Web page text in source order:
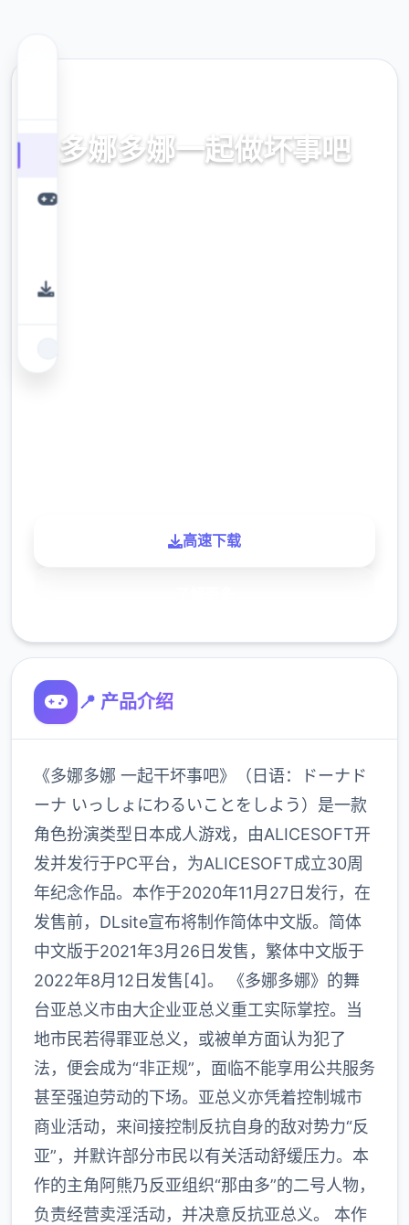
多娜多娜一起做坏事吧
官方中文，中文下载，中文入口，官网入口，
高速下载
📍 产品介绍
《多娜多娜 一起干坏事吧》（日语：ドーナド
ーナ いっしょにわるいことをしよう）是一款
角色扮演类型日本成人游戏，由ALICESOFT开
发并发行于PC平台，为ALICESOFT成立30周
年纪念作品。本作于2020年11月27日发行，在
发售前，DLsite宣布将制作简体中文版。简体
中文版于2021年3月26日发售，繁体中文版于
2022年8月12日发售[4]。 《多娜多娜》的舞
台亚总义市由大企业亚总义重工实际掌控。当
地市民若得罪亚总义，或被单方面认为犯了
法，便会成为“非正规”，面临不能享用公共服务
甚至强迫劳动的下场。亚总义亦凭着控制城市
商业活动，来间接控制反抗自身的敌对势力“反
亚”，并默许部分市民以有关活动舒缓压力。本
作的主角阿熊乃反亚组织“那由多”的二号人物，
负责经营卖淫活动，并决意反抗亚总义。 本作